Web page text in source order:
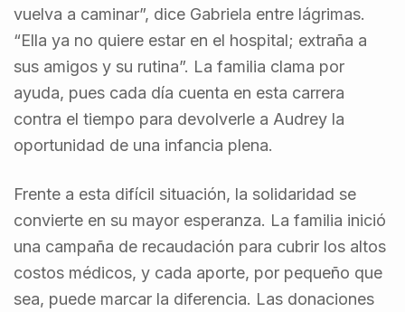
vuelva a caminar”, dice Gabriela entre lágrimas.
“Ella ya no quiere estar en el hospital; extraña a
sus amigos y su rutina”. La familia clama por
ayuda, pues cada día cuenta en esta carrera
contra el tiempo para devolverle a Audrey la
oportunidad de una infancia plena.
Frente a esta difícil situación, la solidaridad se
convierte en su mayor esperanza. La familia inició
una campaña de recaudación para cubrir los altos
costos médicos, y cada aporte, por pequeño que
sea, puede marcar la diferencia. Las donaciones